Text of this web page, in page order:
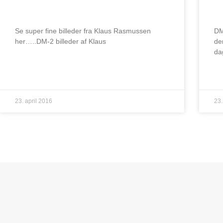
Se super fine billeder fra Klaus Rasmussen
her…..DM-2 billeder af Klaus
23. april 2016